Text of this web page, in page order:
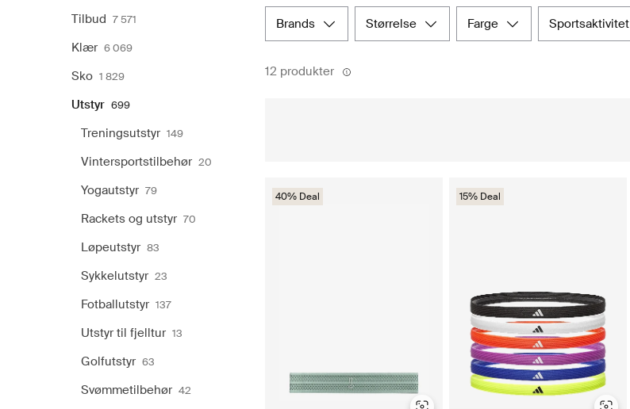
Tilbud 7 571
Klær 6 069
Sko 1 829
Utstyr 699
Treningsutstyr 149
Vintersportstilbehør 20
Yogautstyr 79
Rackets og utstyr 70
Løpeutstyr 83
Sykkelutstyr 23
Fotballutstyr 137
Utstyr til fjelltur 13
Golfutstyr 63
Svømmetilbehør 42
brands størrelse farge sportsaktivitet
12 produkter
40% Deal 15% Deal